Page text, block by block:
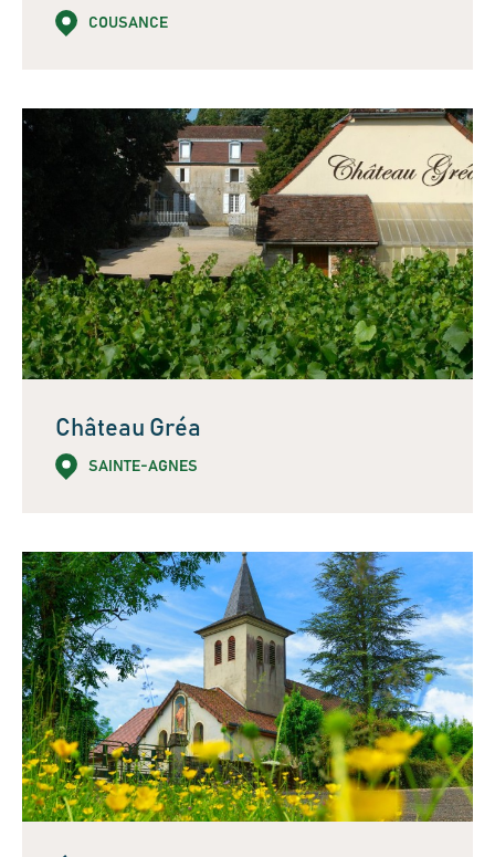
COUSANCE
Château Gréa
SAINTE-AGNES